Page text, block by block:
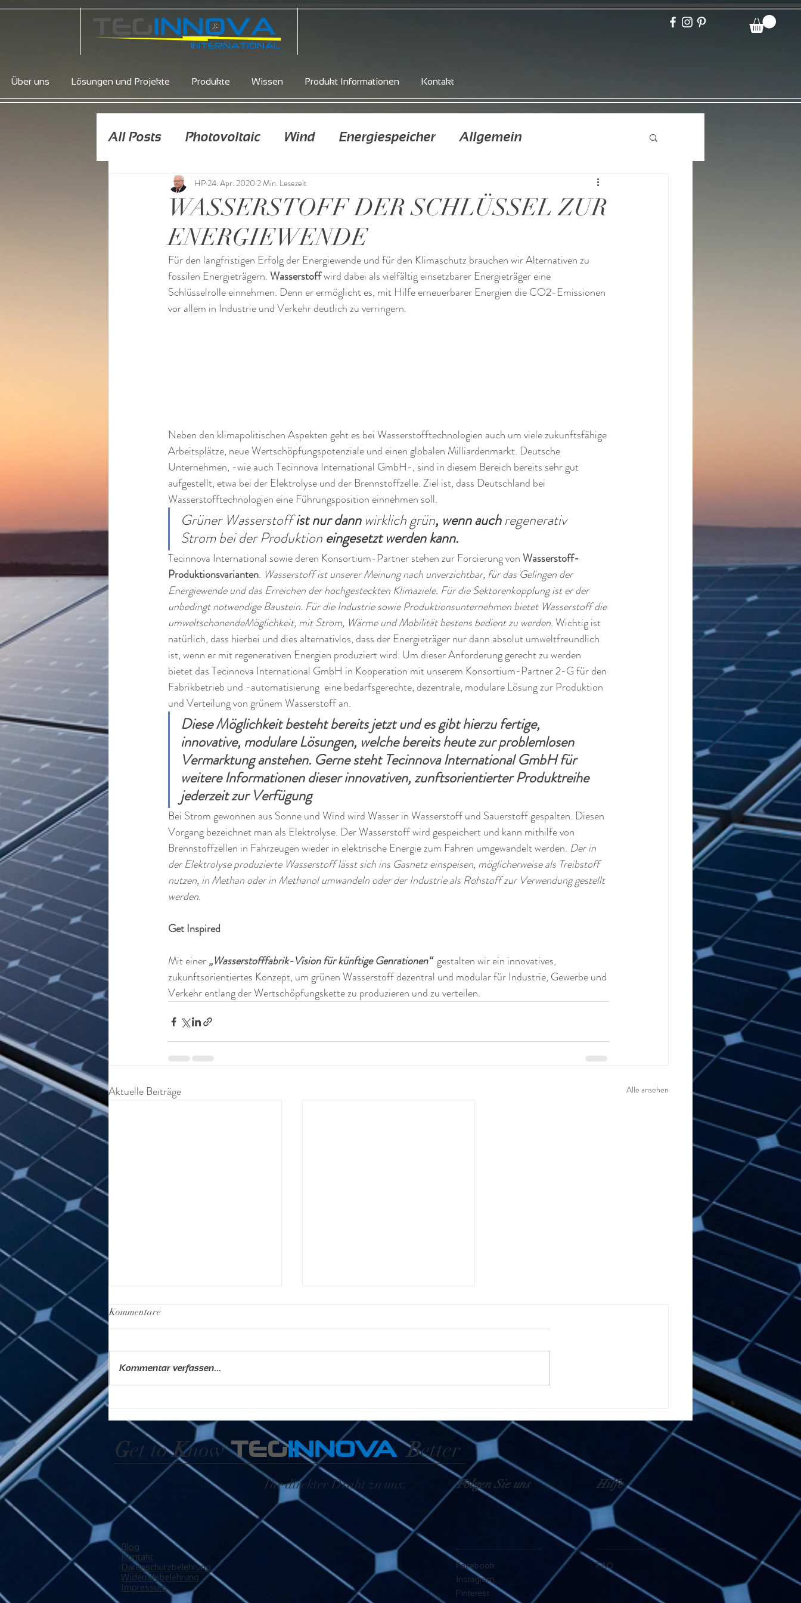
Über uns Lösungen und Projekte Produkte Wissen Produkt Informationen Kontakt
All Posts Photovoltaic Wind Energiespeicher Allgemein
Elektromobilität
WASSERSTOFF DER SCHLÜSSEL ZUR
ENERGIEWENDE
HP 24. Apr. 2020 2 Min. Lesezeit
Für den langfristigen Erfolg der Energiewende und für den Klimaschutz brauchen wir Alternativen zu
fossilen Energieträgern. Wasserstoff wird dabei als vielfältig einsetzbarer Energieträger eine
Schlüsselrolle einnehmen. Denn er ermöglicht es, mit Hilfe erneuerbarer Energien die CO2-Emissionen
vor allem in Industrie und Verkehr deutlich zu verringern.
Neben den klimapolitischen Aspekten geht es bei Wasserstofftechnologien auch um viele zukunftsfähige
Arbeitsplätze, neue Wertschöpfungspotenziale und einen globalen Milliardenmarkt. Deutsche
Unternehmen, -wie auch Tecinnova International GmbH-, sind in diesem Bereich bereits sehr gut
aufgestellt, etwa bei der Elektrolyse und der Brennstoffzelle. Ziel ist, dass Deutschland bei
Wasserstofftechnologien eine Führungsposition einnehmen soll.
Grüner Wasserstoff ist nur dann wirklich grün, wenn auch regenerativ
Strom bei der Produktion eingesetzt werden kann.
Tecinnova International sowie deren Konsortium-Partner stehen zur Forcierung von Wasserstoff-
Produktionsvarianten. Wasserstoff ist unserer Meinung nach unverzichtbar, für das Gelingen der
Energiewende und das Erreichen der hochgesteckten Klimaziele. Für die Sektorenkopplung ist er der
unbedingt notwendige Baustein. Für die Industrie sowie Produktionsunternehmen bietet Wasserstoff die
umweltschonendeMöglichkeit, mit Strom, Wärme und Mobilität bestens bedient zu werden. Wichtig ist
natürlich, dass hierbei und dies alternativlos, dass der Energieträger nur dann absolut umweltfreundlich
ist, wenn er mit regenerativen Energien produziert wird. Um dieser Anforderung gerecht zu werden
bietet das Tecinnova International GmbH in Kooperation mit unserem Konsortium-Partner 2-G für den
Fabrikbetrieb und -automatisierung  eine bedarfsgerechte, dezentrale, modulare Lösung zur Produktion
und Verteilung von grünem Wasserstoff an.
Diese Möglichkeit besteht bereits jetzt und es gibt hierzu fertige,
innovative, modulare Lösungen, welche bereits heute zur problemlosen
Vermarktung anstehen. Gerne steht Tecinnova International GmbH für
weitere Informationen dieser innovativen, zunftsorientierter Produktreihe
jederzeit zur Verfügung
Bei Strom gewonnen aus Sonne und Wind wird Wasser in Wasserstoff und Sauerstoff gespalten. Diesen
Vorgang bezeichnet man als Elektrolyse. Der Wasserstoff wird gespeichert und kann mithilfe von
Brennstoffzellen in Fahrzeugen wieder in elektrische Energie zum Fahren umgewandelt werden. Der in
der Elektrolyse produzierte Wasserstoff lässt sich ins Gasnetz einspeisen, möglicherweise als Treibstoff
nutzen, in Methan oder in Methanol umwandeln oder der Industrie als Rohstoff zur Verwendung gestellt
werden.
Get Inspired
Mit einer „Wasserstofffabrik-Vision für künftige Genrationen“
  gestalten wir ein innovatives,
zukunftsorientiertes Konzept, um grünen Wasserstoff dezentral und modular für Industrie, Gewerbe und
Verkehr entlang der Wertschöpfungskette zu produzieren und zu verteilen.
Aktuelle Beiträge Alle ansehen
Gemeinschaft.
Kommentare
Kommentar verfassen...
Get toKnowTEGINNOVA Better
Ihr direkter Draht zu uns: Folgen Sie uns Hilfe
Blog
Kontakt
Datenschutzbelehrung
Widerrufsbelehrung
Impressum
Facebook
Instagram
Pinterest
FAQ